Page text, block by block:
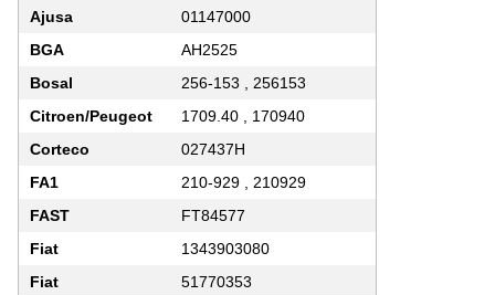
Ajusa
01147000
BGA
AH2525
Bosal
256-153 , 256153
Citroen/Peugeot
1709.40 , 170940
Corteco
027437H
FA1
210-929 , 210929
FAST
FT84577
Fiat
1343903080
Fiat
51770353